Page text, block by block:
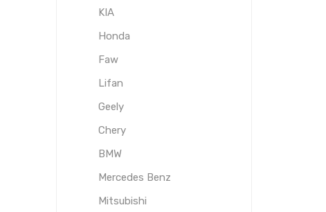
KIA
Honda
Faw
Lifan
Geely
Chery
BMW
Mercedes Benz
Mitsubishi